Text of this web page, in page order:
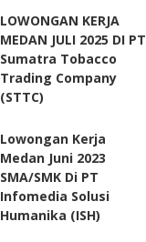
LOWONGAN KERJA
MEDAN JULI 2025 DI PT
Sumatra Tobacco
Trading Company
(STTC)
Lowongan Kerja
Medan Juni 2023
SMA/SMK Di PT
Infomedia Solusi
Humanika (ISH)